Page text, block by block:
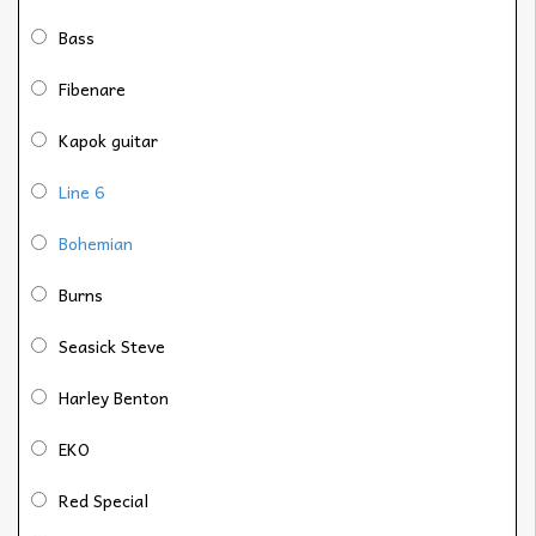
Bass
Fibenare
Kapok guitar
Line 6
Bohemian
Burns
Seasick Steve
Harley Benton
EKO
Red Special